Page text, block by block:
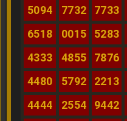
5094
7732 7733
6518
0015 5283
4333
4855 7876
4480
5792 2213
4444
2554 9442